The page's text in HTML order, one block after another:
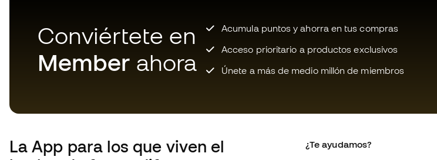
Conviértete en
Member ahora
Acumula puntos y ahorra en tus compras
Acceso prioritario a productos exclusivos
Únete a más de medio millón de miembros
La App para los que viven el
¿Te ayudamos?